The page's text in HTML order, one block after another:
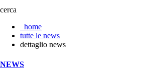
cerca
home
tutte le news
dettaglio news
NEWS